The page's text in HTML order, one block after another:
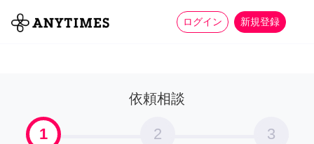
ログイン 新規登録
全て 家事 more_horiz
依頼相談
1 2 3